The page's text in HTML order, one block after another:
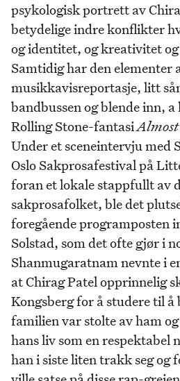
psykologisk portrett av
betydelige indre konflikter
og identitet, og kreativitet
Samtidig har den elementer
musikkavisreportasje, litt
bandbussen og blende inn, a
Rolling Stone-fantasi
Under et sceneintervju med
Oslo Sakprosafestival på
foran et lokale stappfullt av
sakprosafolket, ble det
foregående programposten
Solstad, som det ofte gjør i
Shanmugaratnam nevnte i
at Chirag Patel opprinnelig
Kongsberg for å studere til
familien var stolte av ham
hans liv som en respektabel
han i siste liten trakk seg og